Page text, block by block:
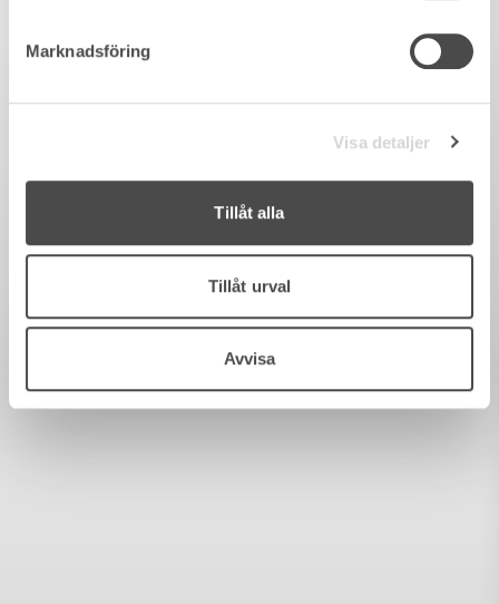
Marknadsföring
Visa detaljer
Tillåt alla
Tillåt urval
Avvisa